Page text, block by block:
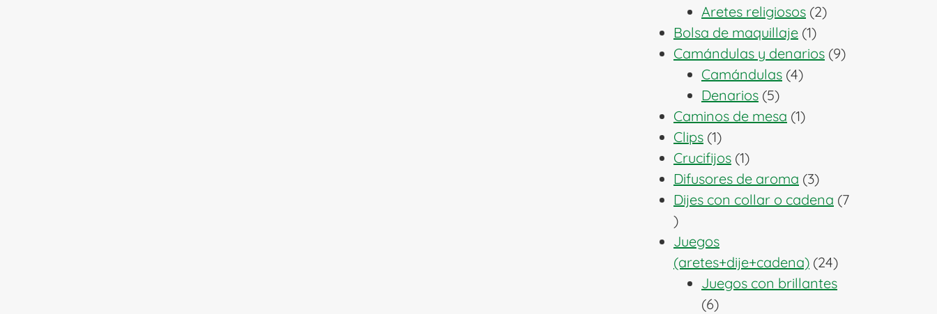
productos
Aretes religiosos 22
Bolsa de maquillaje 11
producto
Camándulas y denarios 99
Camándulas 44
Denarios 55
productos
Caminos de mesa 11
Clips 11
producto
Crucifijos 11
producto
Difusores de aroma 33
productos
Dijes con collar o cadena 7
7
productos
Juegos
(aretes+dije+cadena) 2424
productos
Juegos con brillantes
66